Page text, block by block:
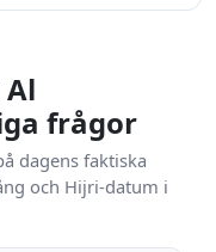
frågor
dagens faktiska
och Hijri-datum i